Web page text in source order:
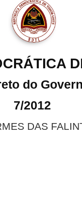
do
7/2012
DAS